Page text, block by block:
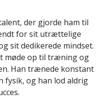
der gjorde ham til
for sit utrættelige
sit dedikerede mindset.
møde op til træning og
Han trænede konstant
fysik, og han lod aldrig